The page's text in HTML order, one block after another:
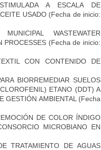
A ESCALA DE
USADO(Fecha de inicio:
WASTEWATER
PROCESSES (Fecha de inicio:
CON CONTENIDO DE
BIORREMEDIAR SUELOS
ETANO (DDT) A
GESTIÓN AMBIENTAL (Fecha
DE COLOR ÍNDIGO
MICROBIANO EN
TRATAMIENTO DE AGUAS